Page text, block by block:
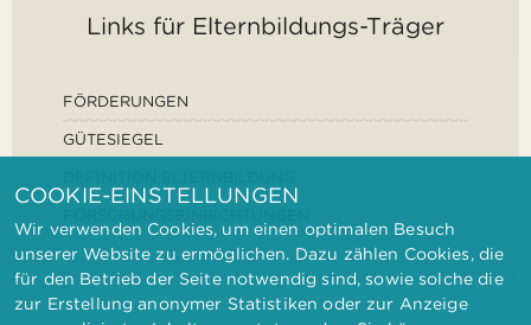
Links für Elternbildungs-Träger
FÖRDERUNGEN
GÜTESIEGEL
COOKIE-EINSTELLUNGEN
Wir verwenden Cookies, um einen optimalen Besuch
unserer Website zu ermöglichen. Dazu zählen Cookies, die
für den Betrieb der Seite notwendig sind, sowie solche die
zur Erstellung anonymer Statistiken oder zur Anzeige